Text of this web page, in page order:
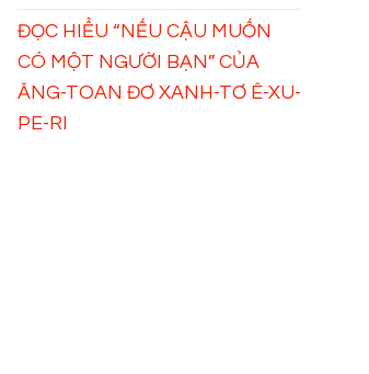
ĐỌC HIỂU “NẾU CẬU MUỐN
CÓ MỘT NGƯỜI BẠN” CỦA
ĂNG-TOAN ĐƠ XANH-TƠ Ê-XU-
PE-RI